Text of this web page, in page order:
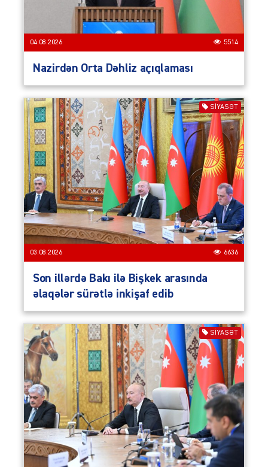
04.08.2026 5514
Nazirdən Orta Dəhliz açıqlaması
SIYASƏT
03.08.2026 6636
Son illərdə Bakı ilə Bişkek arasında
əlaqələr sürətlə inkişaf edib
SIYASƏT